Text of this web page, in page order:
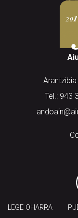
Tel.: 943
LEGE OHARRA